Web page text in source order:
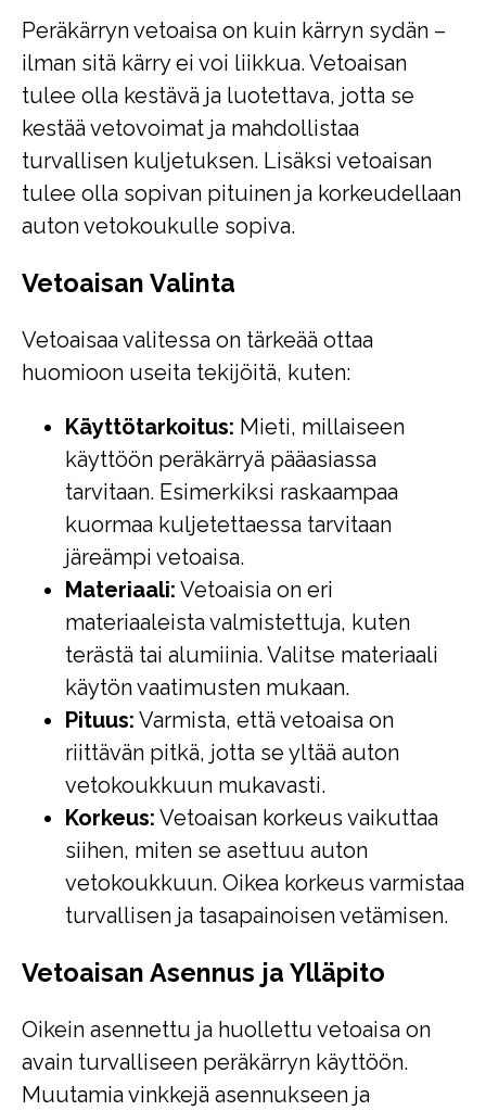
Peräkärryn vetoaisa on kuin kärryn sydän –
ilman sitä kärry ei voi liikkua. Vetoaisan
tulee olla kestävä ja luotettava, jotta se
kestää vetovoimat ja mahdollistaa
turvallisen kuljetuksen. Lisäksi vetoaisan
tulee olla sopivan pituinen ja korkeudellaan
auton vetokoukulle sopiva.
Vetoaisan Valinta
Vetoaisaa valitessa on tärkeää ottaa
huomioon useita tekijöitä, kuten:
Käyttötarkoitus: Mieti, millaiseen
käyttöön peräkärryä pääasiassa
tarvitaan. Esimerkiksi raskaampaa
kuormaa kuljetettaessa tarvitaan
järeämpi vetoaisa.
Materiaali: Vetoaisia on eri
materiaaleista valmistettuja, kuten
terästä tai alumiinia. Valitse materiaali
käytön vaatimusten mukaan.
Pituus: Varmista, että vetoaisa on
riittävän pitkä, jotta se yltää auton
vetokoukkuun mukavasti.
Korkeus: Vetoaisan korkeus vaikuttaa
siihen, miten se asettuu auton
vetokoukkuun. Oikea korkeus varmistaa
turvallisen ja tasapainoisen vetämisen.
Vetoaisan Asennus ja Ylläpito
Oikein asennettu ja huollettu vetoaisa on
avain turvalliseen peräkärryn käyttöön.
Muutamia vinkkejä asennukseen ja